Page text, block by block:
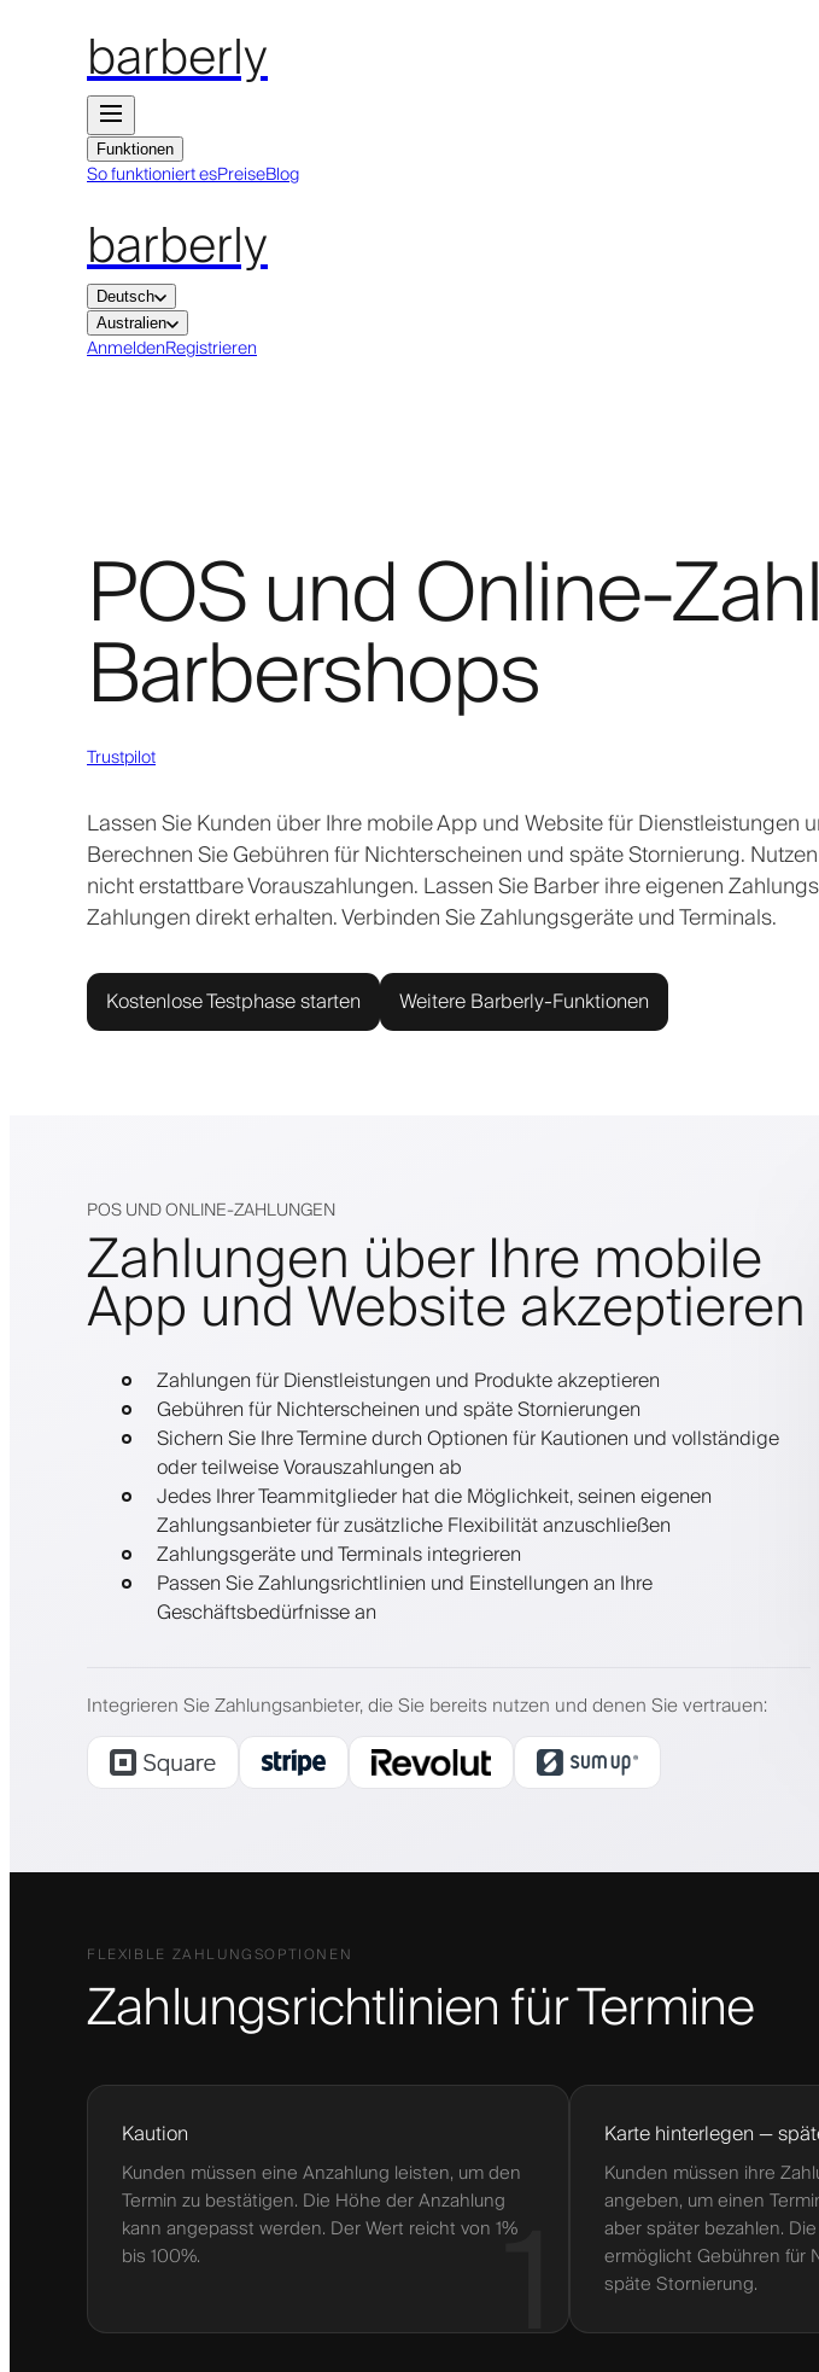
barberly
Funktionen
So funktioniert esPreiseBlog
barberly
Deutsch
Australien
AnmeldenRegistrieren
POS und Online-
Barbershops
Trustpilot
Lassen Sie Kunden über Ihre mobile App und Website für Dienstleistungen
Berechnen Sie Gebühren für Nichterscheinen und späte Stornierung.
nicht erstattbare Vorauszahlungen. Lassen Sie Barber ihre eigenen
Zahlungen direkt erhalten. Verbinden Sie Zahlungsgeräte und Terminals.
Kostenlose Testphase starten Weitere Barberly-Funktionen
POS UND ONLINE-ZAHLUNGEN
Zahlungen über Ihre mobile
App und Website akzeptieren
Zahlungen für Dienstleistungen und Produkte akzeptieren
Gebühren für Nichterscheinen und späte Stornierungen
Sichern Sie Ihre Termine durch Optionen für Kautionen und vollständige
oder teilweise Vorauszahlungen ab
Jedes Ihrer Teammitglieder hat die Möglichkeit, seinen eigenen
Zahlungsanbieter für zusätzliche Flexibilität anzuschließen
Zahlungsgeräte und Terminals integrieren
Passen Sie Zahlungsrichtlinien und Einstellungen an Ihre
Geschäftsbedürfnisse an
Integrieren Sie Zahlungsanbieter, die Sie bereits nutzen und denen Sie vertrauen:
FLEXIBLE ZAHLUNGSOPTIONEN
Zahlungsrichtlinien für Termine
1
Kaution
Kunden müssen eine Anzahlung leisten, um den
Termin zu bestätigen. Die Höhe der Anzahlung
kann angepasst werden. Der Wert reicht von 1%
bis 100%.
Karte hinterlegen —
Kunden müssen ihre
angeben, um einen
aber später bezahlen.
ermöglicht Gebühren für
späte Stornierung.